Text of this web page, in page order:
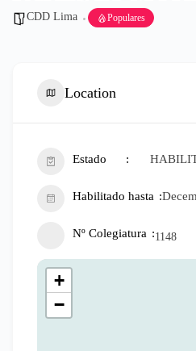
CDD Lima Populares
Location
Estado
Habilitado hasta
Nº Colegiatura 1148
+
−